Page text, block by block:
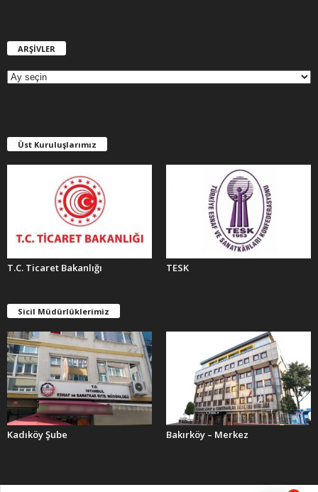
ARŞİVLER
E
R
Üst Kuruluşlarımız
T.C. Ticaret Bakanlığı TESK
Sicil Müdürlüklerimiz
Kadıköy Şube Bakırköy – Merkez